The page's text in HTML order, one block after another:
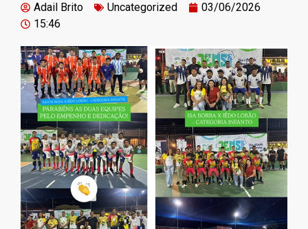
Adail Brito Uncategorized
03/06/2026
15:46